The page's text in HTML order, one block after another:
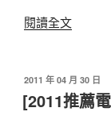
閱讀全文〈[PSP
遊
戲]
發
佈
於
2011 年 04 月 30 日
[2011推薦